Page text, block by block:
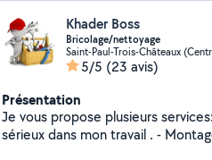
Khader Boss
Bricolage/nettoyage
Saint-Paul-Trois-Châteaux
5/5 (23 avis)
Présentation
Je vous propose plusieurs
sérieux dans mon travail . - Montage tout type de